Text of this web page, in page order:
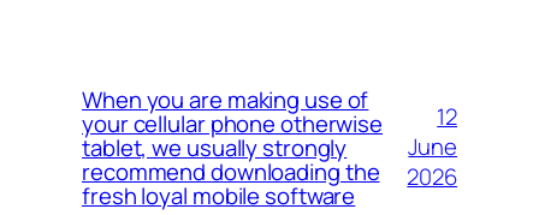
When you are making use of
your cellular phone otherwise
tablet, we usually strongly
recommend downloading the
fresh loyal mobile software
12
June
2026